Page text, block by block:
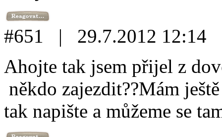
#651 | 29.7.2012
Ahojte tak jsem přijel z
někdo zajezdit??Mám
tak napište a můžeme se